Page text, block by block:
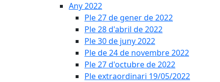
Any 2022
Ple 27 de gener de 2022
Ple 28 d'abril de 2022
Ple 30 de juny 2022
Ple de 24 de novembre 2022
Ple 27 d'octubre de 2022
Ple extraordinari 19/05/2022